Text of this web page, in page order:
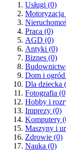
Usługi (0)
Motoryzacja
Praca (0)
AGD (0)
Antyki (0)
Biznes (0)
Dom i ogród
Dla dziecka
Fotografia
Hobby i
Imprezy (0)
Komputery
Maszyny i
Zdrowie (0)
Nauka (0)